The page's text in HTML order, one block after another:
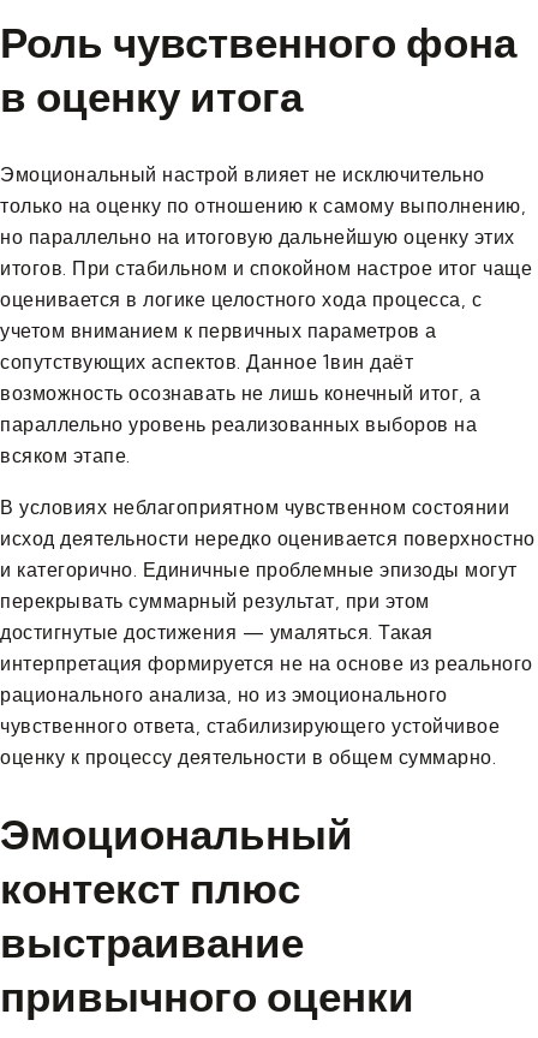
Роль чувственного фона
в оценку итога
Эмоциональный настрой влияет не исключительно
только на оценку по отношению к самому выполнению,
но параллельно на итоговую дальнейшую оценку этих
итогов. При стабильном и спокойном настрое итог чаще
оценивается в логике целостного хода процесса, с
учетом вниманием к первичных параметров а
сопутствующих аспектов. Данное 1вин даёт
возможность осознавать не лишь конечный итог, а
параллельно уровень реализованных выборов на
всяком этапе.
В условиях неблагоприятном чувственном состоянии
исход деятельности нередко оценивается поверхностно
и категорично. Единичные проблемные эпизоды могут
перекрывать суммарный результат, при этом
достигнутые достижения — умаляться. Такая
интерпретация формируется не на основе из реального
рационального анализа, но из эмоционального
чувственного ответа, стабилизирующего устойчивое
оценку к процессу деятельности в общем суммарно.
Эмоциональный
контекст плюс
выстраивание
привычного оценки